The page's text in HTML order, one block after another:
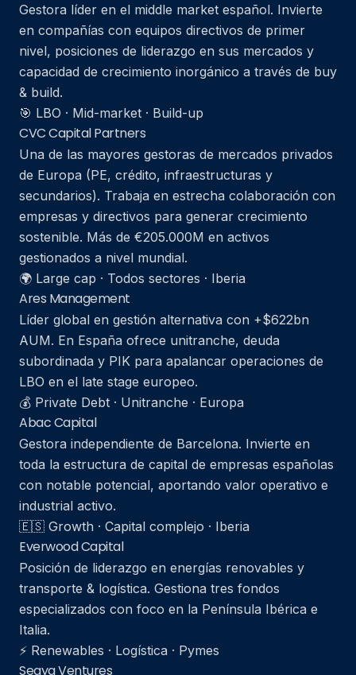
Gestora líder en el middle market español. Invierte
en compañías con equipos directivos de primer
nivel, posiciones de liderazgo en sus mercados y
capacidad de crecimiento inorgánico a través de buy
& build.
🎯 LBO · Mid-market · Build-up
CVC Capital Partners
Una de las mayores gestoras de mercados privados
de Europa (PE, crédito, infraestructuras y
secundarios). Trabaja en estrecha colaboración con
empresas y directivos para generar crecimiento
sostenible. Más de €205.000M en activos
gestionados a nivel mundial.
🌍 Large cap · Todos sectores · Iberia
Ares Management
Líder global en gestión alternativa con +$622bn
AUM. En España ofrece unitranche, deuda
subordinada y PIK para apalancar operaciones de
LBO en el late stage europeo.
💰 Private Debt · Unitranche · Europa
Abac Capital
Gestora independiente de Barcelona. Invierte en
toda la estructura de capital de empresas españolas
con notable potencial, aportando valor operativo e
industrial activo.
🇪🇸 Growth · Capital complejo · Iberia
Everwood Capital
Posición de liderazgo en energías renovables y
transporte & logística. Gestiona tres fondos
especializados con foco en la Península Ibérica e
Italia.
⚡ Renewables · Logística · Pymes
Seaya Ventures